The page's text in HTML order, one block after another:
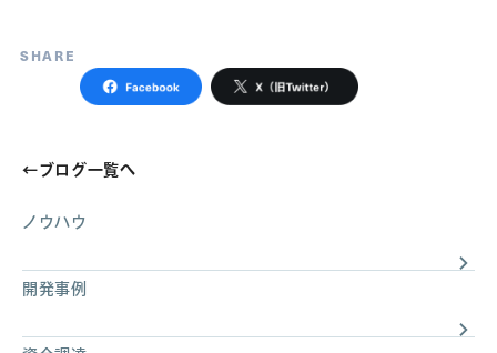
SHARE
←ブログ一覧へ
ノウハウ
開発事例